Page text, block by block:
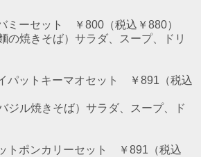
ーセット ￥800（税込￥880）
ば）サラダ、スープ、ドリ
パットキーマオセット ￥891（税込
そば）サラダ、スープ、ド
トポンカリーセット ￥891（税込